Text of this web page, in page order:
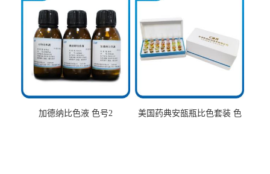
加德纳比色液 色号2
美国药典安瓿瓶比色套装 色